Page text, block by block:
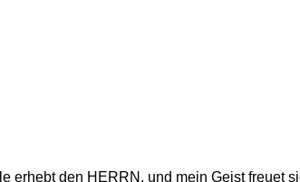
erhebt den HERRN, und mein Geist freuet